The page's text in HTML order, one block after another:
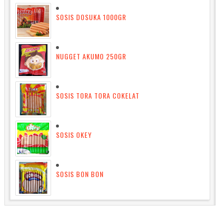
SOSIS DOSUKA 1000GR
NUGGET AKUMO 250GR
SOSIS TORA TORA COKELAT
SOSIS OKEY
SOSIS BON BON